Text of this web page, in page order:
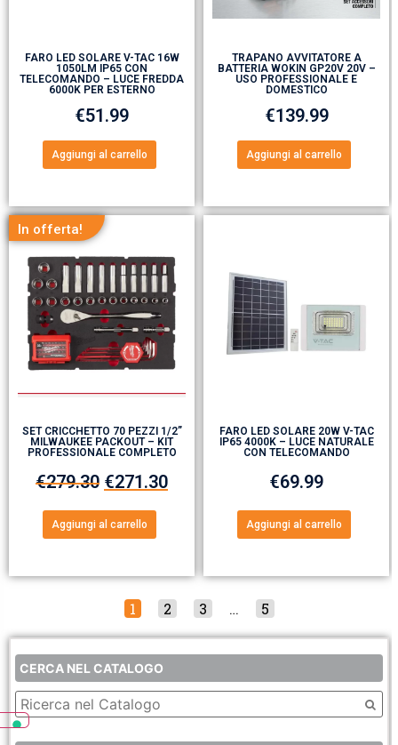
CERCA NEL CATALOGO
FARO LED SOLARE V-TAC 16W
1050LM IP65 CON
TELECOMANDO – LUCE FREDDA
6000K PER ESTERNO
€51.99
Aggiungi al carrello
TRAPANO AVVITATORE A
BATTERIA WOKIN GP20V 20V –
USO PROFESSIONALE E
DOMESTICO
€139.99
Aggiungi al carrello
In offerta!
SET CRICCHETTO 70 PEZZI 1/2”
MILWAUKEE PACKOUT – KIT
PROFESSIONALE COMPLETO
€279.30 €271.30
Aggiungi al carrello
FARO LED SOLARE 20W V-TAC
IP65 4000K – LUCE NATURALE
CON TELECOMANDO
€69.99
Aggiungi al carrello
1 2 3 … 5